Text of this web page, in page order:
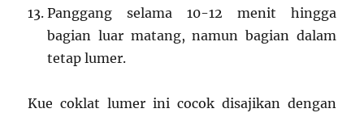
Panggang selama 10-12 menit hingga
bagian luar matang, namun bagian dalam
tetap lumer.
Kue coklat lumer ini cocok disajikan dengan